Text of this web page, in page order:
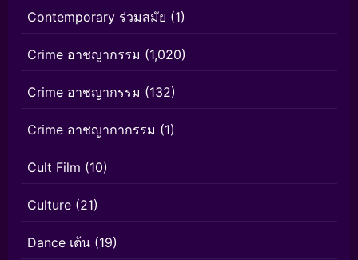
Contemporary ร่วมสมัย (1)
Crime อาชญากรรม (1,020)
Crime อาชญากรรม (132)
Crime อาชญากากรรม (1)
Cult Film (10)
Culture (21)
Dance เต้น (19)